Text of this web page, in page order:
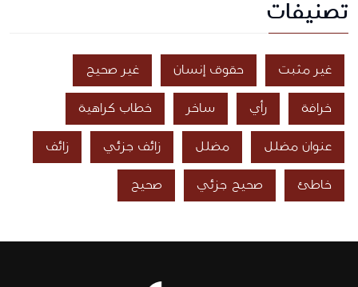
تصنيفات
غير مثبت حقوق إنسان غير صحيح
خرافة رأي ساخر خطاب كراهية
عنوان مضلل مضلل زائف جزئي زائف
خاطئ صحيح جزئي صحيح